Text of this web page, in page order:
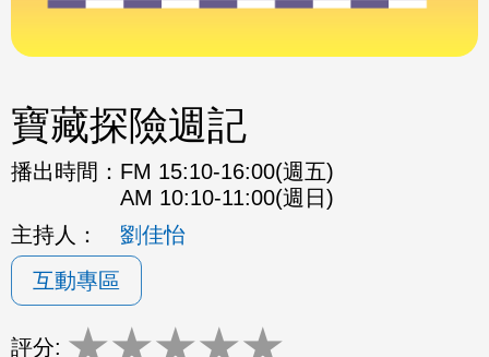
寶藏探險週記
播出時間： FM 15:10-16:00(週五)
AM 10:10-11:00(週日)
主持人：
劉佳怡
互動專區
評分: ★★★★★